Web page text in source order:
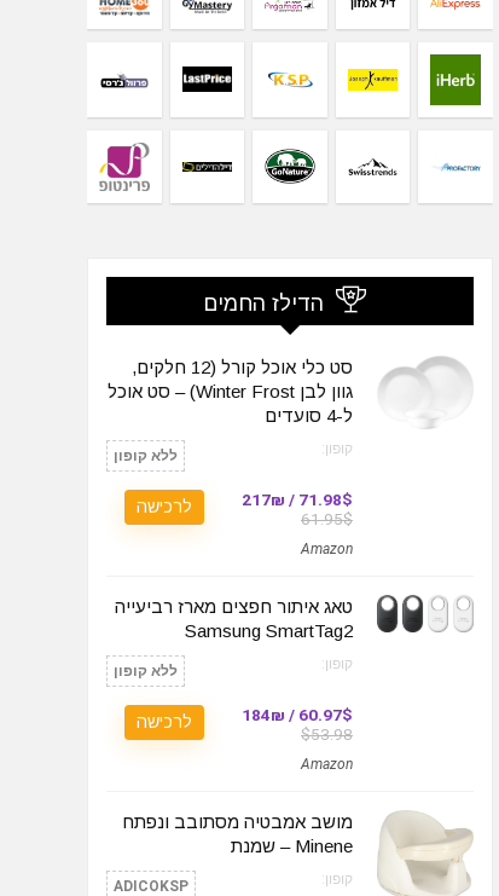
הדילז החמים
סט כלי אוכל קורל (12 חלקים,
גוון לבן Winter Frost) – סט אוכל
ל-4 סועדים
קופון: ללא קופון
71.98$ / 217₪
61.95$
Amazon
לרכישה
טאג איתור חפצים מארז רביעייה
Samsung SmartTag2
קופון: ללא קופון
60.97$ / 184₪
$53.98
Amazon
לרכישה
מושב אמבטיה מסתובב ונפתח
Minene – שמנת
קופון: ADICOKSP